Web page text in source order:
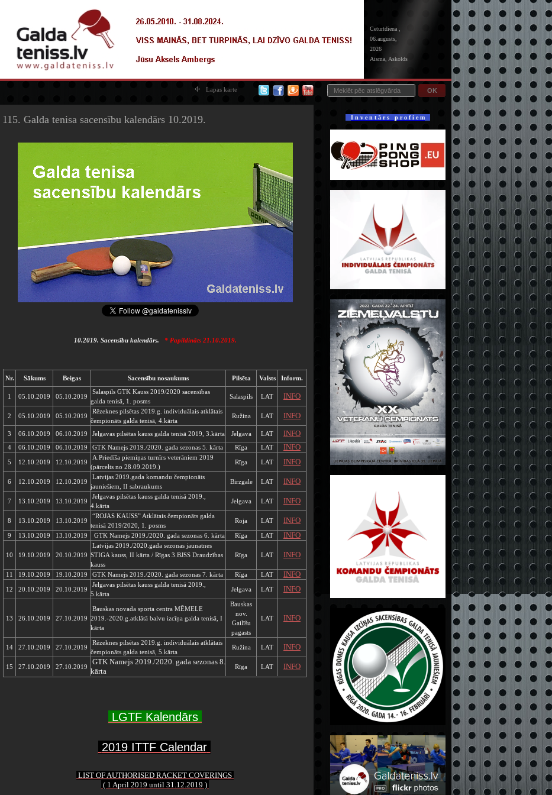
Ceturtdiena ,
06.augusts,
2026
Aisma, Askolds
OK
Lapas karte
115. Galda tenisa sacensību kalendārs 10.2019.
10.2019. Sacensību kalendārs. * Papildināts 21.10.2019.
Nr. Sākums Beigas Sacensību nosaukums Pilsēta Valsts Inform.
1 05.10.2019 05.10.2019
Salaspils GTK Kauss 2019/2020 sacensības
galda tenisā, 1. posms
Salaspils LAT INFO
2 05.10.2019 05.10.2019
Rēzeknes pilsētas 2019.g. individuālais atklātais
čempionāts galda tenisā, 4.kārta
Ružina LAT INFO
3 06.10.2019 06.10.2019 Jelgavas pilsētas kauss galda tenisā 2019, 3.kārta Jelgava LAT INFO
4 06.10.2019 06.10.2019 GTK Namejs 2019./2020. gada sezonas 5. kārta Rīga LAT INFO
5 12.10.2019 12.10.2019
A.Priedīša piemiņas turnīrs veterāniem 2019
(pārcelts no 28.09.2019.)
Rīga LAT INFO
6 12.10.2019 12.10.2019
Latvijas 2019.gada komandu čempionāts
jauniešiem, II sabraukums
Birzgale LAT INFO
7 13.10.2019 13.10.2019
Jelgavas pilsētas kauss galda tenisā 2019.,
4.kārta
Jelgava LAT INFO
8 13.10.2019 13.10.2019
“ROJAS KAUSS” Atklātais čempionāts galda
tenisā 2019/2020, 1. posms
Roja LAT INFO
9 13.10.2019 13.10.2019 GTK Namejs 2019./2020. gada sezonas 6. kārta Rīga LAT INFO
10 19.10.2019 20.10.2019
Latvijas 2019./2020.gada sezonas jaunatnes
STIGA kauss, II kārta / Rīgas 3.BJSS Draudzības
kauss
Rīga LAT INFO
11 19.10.2019 19.10.2019 GTK Namejs 2019./2020. gada sezonas 7. kārta Rīga LAT INFO
12 20.10.2019 20.10.2019
Jelgavas pilsētas kauss galda tenisā 2019.,
5.kārta
Jelgava LAT INFO
13 26.10.2019 27.10.2019
Bauskas novada sporta centra MĒMELE
2019.-2020.g.atklātā balvu izcīņa galda tenisā, I
kārta
Bauskas
nov.
Gailīšu
pagasts
LAT INFO
14 27.10.2019 27.10.2019
Rēzeknes pilsētas 2019.g. individuālais atklātais
čempionāts galda tenisā, 5.kārta
Ružina LAT INFO
15 27.10.2019 27.10.2019
GTK Namejs 2019./2020. gada sezonas 8.
kārta
Rīga LAT INFO
LGTF Kalendārs
2019 ITTF Calendar
LIST OF AUTHORISED RACKET COVERINGS
( 1 April 2019 until 31.12.2019 )
I n v e n t ā r s p r o f i e m